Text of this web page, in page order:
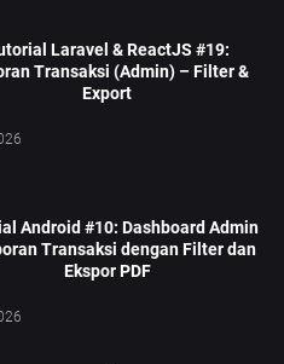
Laravel & ReactJS #19:
Transaksi (Admin) – Filter &
Export
Android #10: Dashboard Admin
Transaksi dengan Filter dan
Ekspor PDF